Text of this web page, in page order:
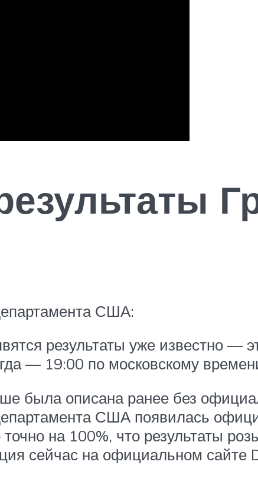
США:
результаты уже известно —
— 19:00 по московскому
была описана ранее без
США появилась
на 100%, что результаты
сейчас на официальном сайте